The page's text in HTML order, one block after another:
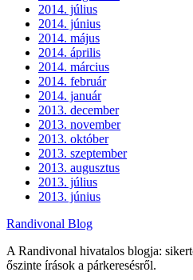
2014. július
2014. június
2014. május
2014. április
2014. március
2014. február
2014. január
2013. december
2013. november
2013. október
2013. szeptember
2013. augusztus
2013. július
2013. június
Randivonal Blog
A Randivonal hivatalos blogja:
őszinte írások a párkeresésről.